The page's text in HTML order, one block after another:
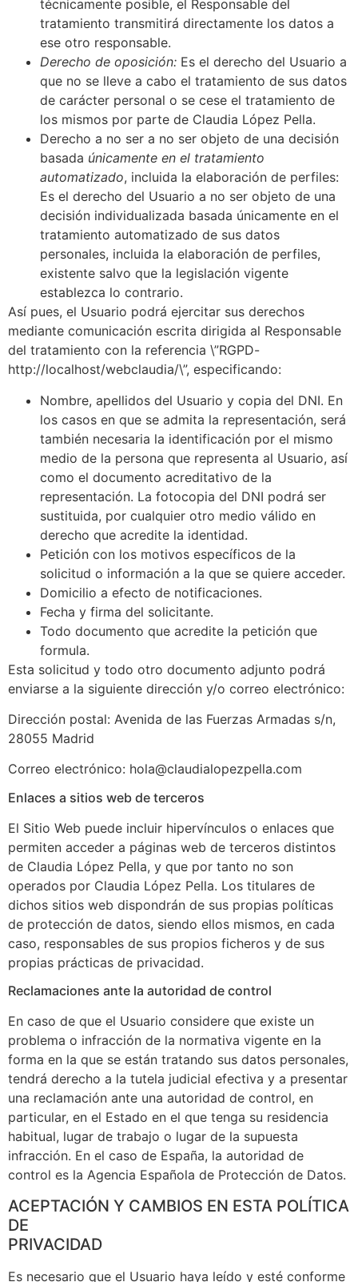
técnicamente posible, el Responsable del
tratamiento transmitirá directamente los datos a
ese otro responsable.
Derecho de oposición: Es el derecho del Usuario a
que no se lleve a cabo el tratamiento de sus datos
de carácter personal o se cese el tratamiento de
los mismos por parte de Claudia López Pella.
Derecho a no ser a no ser objeto de una decisión
basada únicamente en el tratamiento
automatizado, incluida la elaboración de perfiles:
Es el derecho del Usuario a no ser objeto de una
decisión individualizada basada únicamente en el
tratamiento automatizado de sus datos
personales, incluida la elaboración de perfiles,
existente salvo que la legislación vigente
establezca lo contrario.
Así pues, el Usuario podrá ejercitar sus derechos
mediante comunicación escrita dirigida al Responsable
del tratamiento con la referencia \”RGPD-
http://localhost/webclaudia/\”, especificando:
Nombre, apellidos del Usuario y copia del DNI. En
los casos en que se admita la representación, será
también necesaria la identificación por el mismo
medio de la persona que representa al Usuario, así
como el documento acreditativo de la
representación. La fotocopia del DNI podrá ser
sustituida, por cualquier otro medio válido en
derecho que acredite la identidad.
Petición con los motivos específicos de la
solicitud o información a la que se quiere acceder.
Domicilio a efecto de notificaciones.
Fecha y firma del solicitante.
Todo documento que acredite la petición que
formula.
Esta solicitud y todo otro documento adjunto podrá
enviarse a la siguiente dirección y/o correo electrónico:
Dirección postal: Avenida de las Fuerzas Armadas s/n,
28055 Madrid
Correo electrónico: hola@claudialopezpella.com
Enlaces a sitios web de terceros
El Sitio Web puede incluir hipervínculos o enlaces que
permiten acceder a páginas web de terceros distintos
de Claudia López Pella, y que por tanto no son
operados por Claudia López Pella. Los titulares de
dichos sitios web dispondrán de sus propias políticas
de protección de datos, siendo ellos mismos, en cada
caso, responsables de sus propios ficheros y de sus
propias prácticas de privacidad.
Reclamaciones ante la autoridad de control
En caso de que el Usuario considere que existe un
problema o infracción de la normativa vigente en la
forma en la que se están tratando sus datos personales,
tendrá derecho a la tutela judicial efectiva y a presentar
una reclamación ante una autoridad de control, en
particular, en el Estado en el que tenga su residencia
habitual, lugar de trabajo o lugar de la supuesta
infracción. En el caso de España, la autoridad de
control es la Agencia Española de Protección de Datos.
ACEPTACIÓN Y CAMBIOS EN ESTA POLÍTICA
DE
PRIVACIDAD
Es necesario que el Usuario haya leído y esté conforme